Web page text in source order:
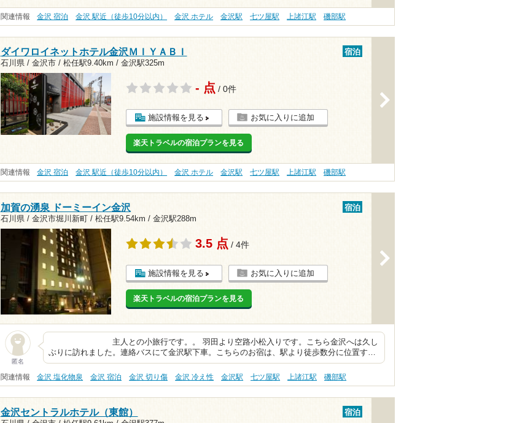
関連情報 金沢 宿泊 金沢 駅近（徒歩10分以内） 金沢 ホテル 金沢駅 七ツ屋駅 上諸江駅 磯部駅
ダイワロイネットホテル金沢ＭＩＹＡＢＩ
石川県 / 金沢市 / 松任駅9.40km / 金沢駅325m
宿泊
- 点 / 0件
施設情報を見る お気に入りに追加
楽天トラベルの宿泊プランを見る
関連情報 金沢 宿泊 金沢 駅近（徒歩10分以内） 金沢 ホテル 金沢駅 七ツ屋駅 上諸江駅 磯部駅
加賀の湧泉 ドーミーイン金沢
石川県 / 金沢市堀川新町 / 松任駅9.54km / 金沢駅288m
宿泊
3.5 点 / 4件
施設情報を見る お気に入りに追加
楽天トラベルの宿泊プランを見る
匿名
主人との小旅行です。。 羽田より空路小松入りです。こちら金沢へは久し
ぶりに訪れました。連絡バスにて金沢駅下車。こちらのお宿は、駅より徒歩数分に位置す…
関連情報 金沢 塩化物泉 金沢 宿泊 金沢 切り傷 金沢 冷え性 金沢駅 七ツ屋駅 上諸江駅 磯部駅
金沢セントラルホテル（東館） 宿泊